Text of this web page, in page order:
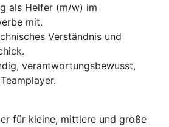
als Helfer (m/w) im
mit.
Verständnis und
verantwortungsbewusst,
für kleine, mittlere und große